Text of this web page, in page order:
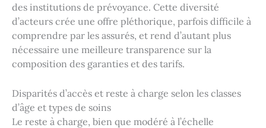
des institutions de prévoyance. Cette diversité
d’acteurs crée une offre pléthorique, parfois difficile à
comprendre par les assurés, et rend d’autant plus
nécessaire une meilleure transparence sur la
composition des garanties et des tarifs.
Disparités d’accès et reste à charge selon les classes
d’âge et types de soins
Le reste à charge, bien que modéré à l’échelle